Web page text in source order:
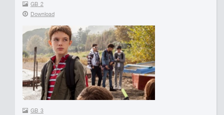
GB_2
Download
GB_3